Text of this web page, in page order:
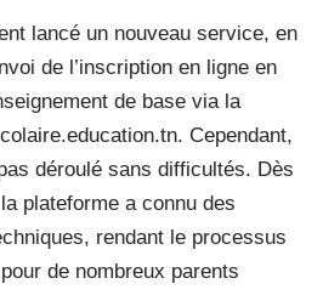
lancé un nouveau service, en
de l’inscription en ligne en
de base via la
Cependant,
déroulé sans difficultés. Dès
plateforme a connu des
rendant le processus
de nombreux parents